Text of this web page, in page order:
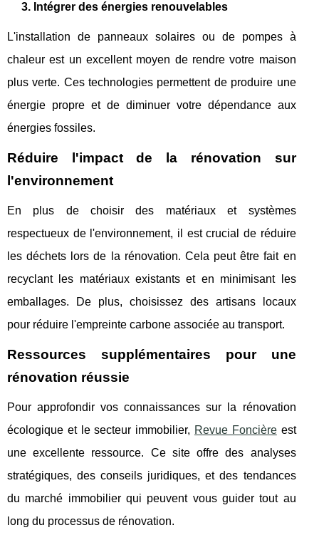
3. Intégrer des énergies renouvelables
L'installation de panneaux solaires ou de pompes à
chaleur est un excellent moyen de rendre votre maison
plus verte. Ces technologies permettent de produire une
énergie propre et de diminuer votre dépendance aux
énergies fossiles.
Réduire l'impact de la rénovation sur
l'environnement
En plus de choisir des matériaux et systèmes
respectueux de l'environnement, il est crucial de réduire
les déchets lors de la rénovation. Cela peut être fait en
recyclant les matériaux existants et en minimisant les
emballages. De plus, choisissez des artisans locaux
pour réduire l'empreinte carbone associée au transport.
Ressources supplémentaires pour une
rénovation réussie
Pour approfondir vos connaissances sur la rénovation
écologique et le secteur immobilier, Revue Foncièreest
une excellente ressource. Ce site offre des analyses
stratégiques, des conseils juridiques, et des tendances
du marché immobilier qui peuvent vous guider tout au
long du processus de rénovation.